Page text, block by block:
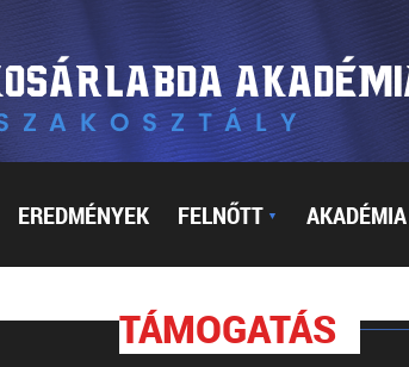
EREDMÉNYEK FELNŐTT ▼ AKADÉMIA
TÁMOGATÁS